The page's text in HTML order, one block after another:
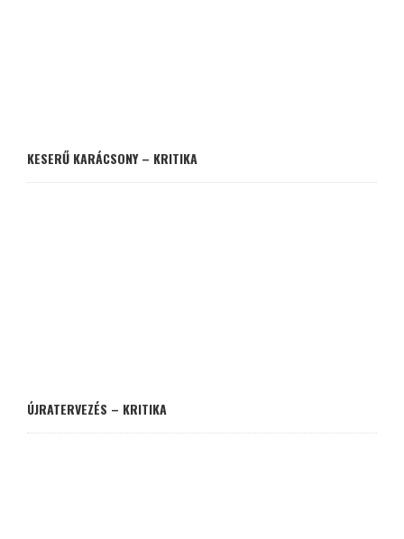
KESERŰ KARÁCSONY – KRITIKA
ÚJRATERVEZÉS – KRITIKA